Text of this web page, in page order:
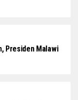
Presiden Malawi